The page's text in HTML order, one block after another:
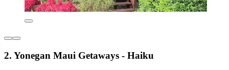
2. Yonegan Maui Getaways - Haiku